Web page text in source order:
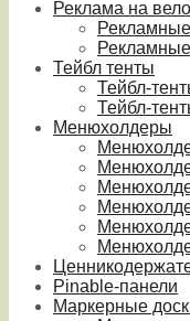
Реклама на
Тейбл тенты
Тейбл-
Тейбл-
Менюхолдеры
Pinable-панели
Маркерные